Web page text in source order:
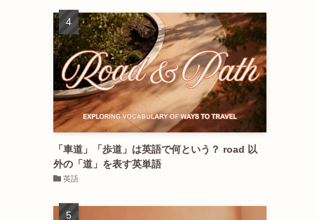
「車道」「歩道」は英語で何という？ road 以
外の「道」を表す英単語
英語